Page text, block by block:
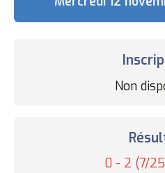
Non
0 - 2 (7/